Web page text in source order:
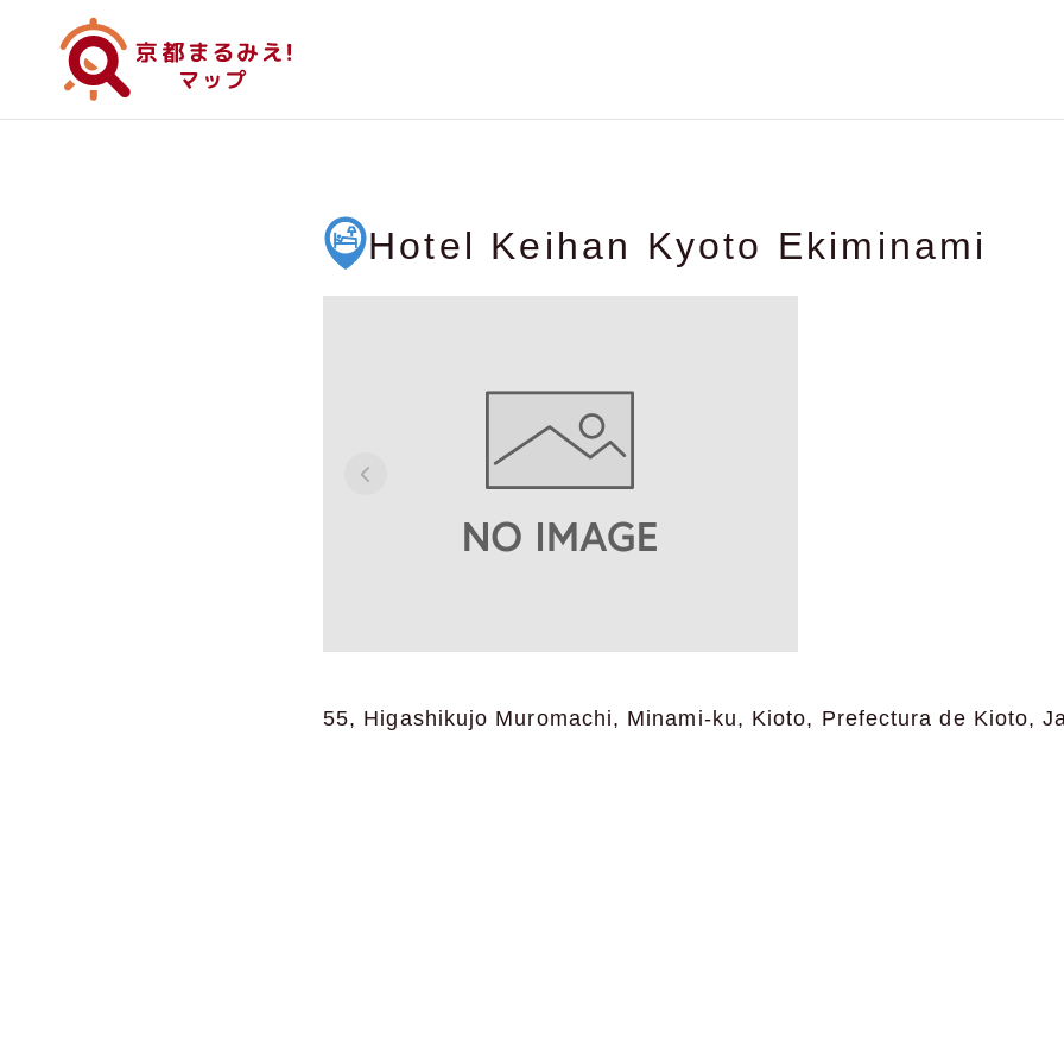
Hotel Keihan Kyoto Ekiminami
55, Higashikujo Muromachi, Minami-ku, Kioto, Prefectura de Kioto,